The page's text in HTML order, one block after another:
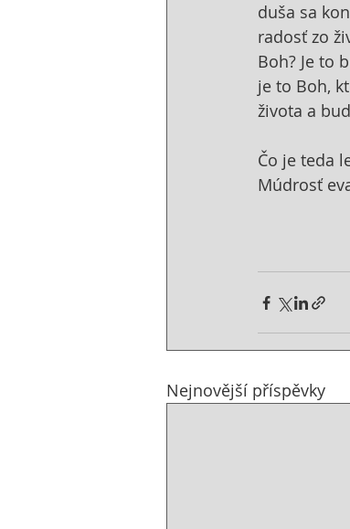
duša sa
radosť zo
Boh? Je to
je to Boh,
života a
Čo je teda
Múdrosť
Nejnovější příspěvky